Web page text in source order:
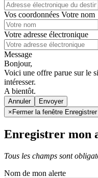
Vos coordonnées Votre nom
Votre adresse électronique
Message
Bonjour,
Voici une offre parue sur le
intéresser.
A bientôt.
Annuler
× Fermer la fenêtre
Enregistrer mon
Tous les champs sont
Nom de mon alerte